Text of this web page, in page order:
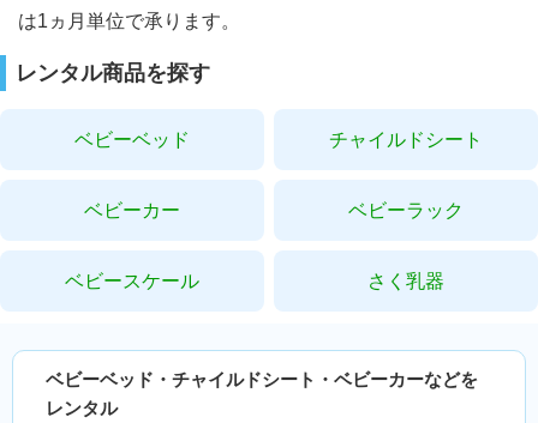
は1ヵ月単位で承ります。
レンタル商品を探す
ベビーベッド チャイルドシート
ベビーカー ベビーラック
ベビースケール さく乳器
ベビーベッド・チャイルドシート・ベビーカーなどを
レンタル